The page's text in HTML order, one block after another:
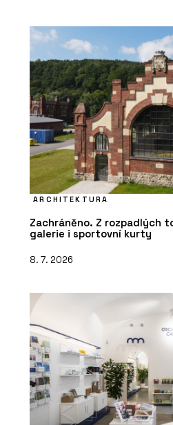
ARCHITEKTURA
Zachráněno. Z rozpadlých
galerie i sportovní kurty
8. 7. 2026